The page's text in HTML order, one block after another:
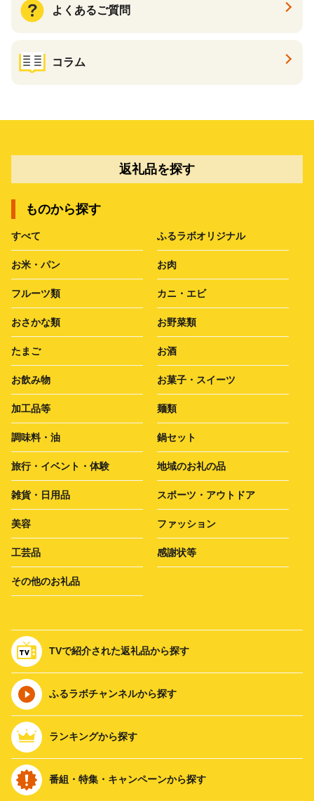
よくあるご質問
コラム
返礼品を探す
ものから探す
すべて ふるラボオリジナル
お米・パン お肉
フルーツ類 カニ・エビ
おさかな類 お野菜類
たまご お酒
お飲み物 お菓子・スイーツ
加工品等 麺類
調味料・油 鍋セット
旅行・イベント・体験 地域のお礼の品
雑貨・日用品 スポーツ・アウトドア
美容 ファッション
工芸品 感謝状等
その他のお礼品
TVで紹介された返礼品から探す
ふるラボチャンネルから探す
ランキングから探す
番組・特集・キャンペーンから探す